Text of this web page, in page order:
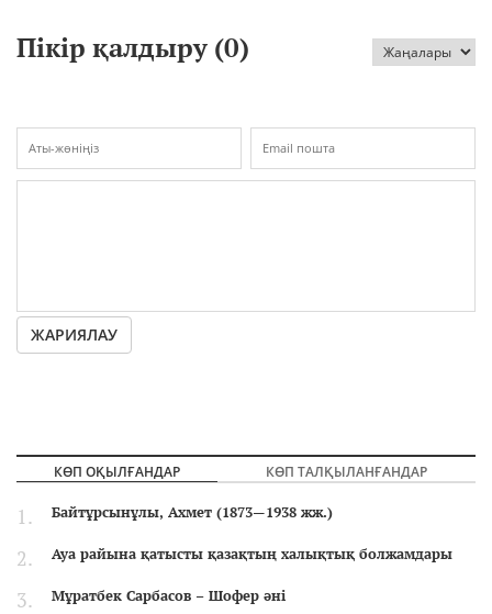
Пікір қалдыру (0)
ЖАРИЯЛАУ
КӨП ОҚЫЛҒАНДАР КӨП ТАЛҚЫЛАНҒАНДАР
Байтұрсынұлы, Ахмет (1873—1938 жж.)
Ауа райына қатысты қазақтың халықтық болжамдары
Мұратбек Сарбасов – Шофер әні